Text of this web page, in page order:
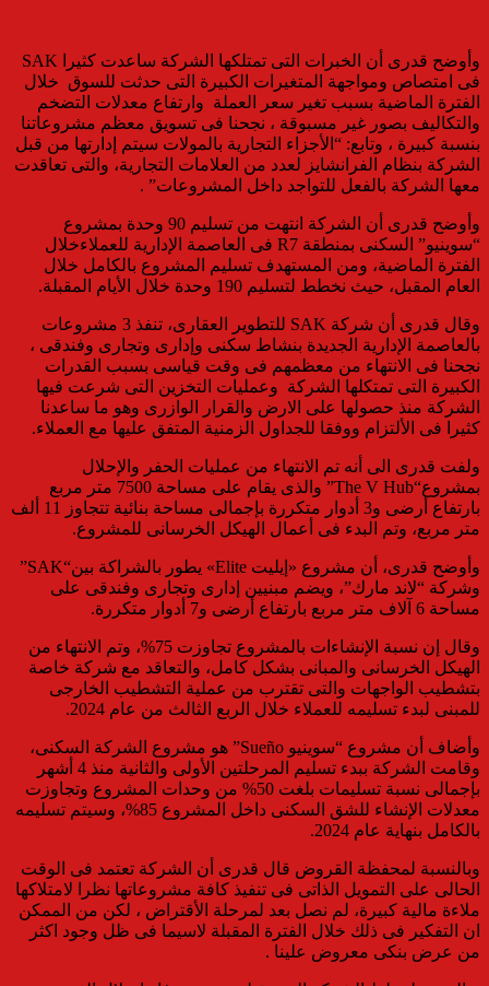
وأوضح قدرى أن الخبرات التى تمتلكها الشركة ساعدت كثيرا SAK
فى امتصاص ومواجهة المتغيرات الكبيرة التى حدثت للسوق خلال
الفترة الماضية بسبب تغير سعر العملة وارتفاع معدلات التضخم
والتكاليف بصور غير مسبوقة ، نجحنا فى تسويق معظم مشروعاتنا
بنسبة كبيرة ، وتابع: “الأجزاء التجارية بالمولات سيتم إدارتها من قبل
الشركة بنظام الفرانشايز لعدد من العلامات التجارية، والتى تعاقدت
معها الشركة بالفعل للتواجد داخل المشروعات”
.
و أوضح قدرى
أن الشركة انتهت من تسليم 90 وحدة بمشروع
“سوينيو” السكنى بمنطقة
فى العاصمة الإدارية للعملاءخلال
الفترة الماضية، ومن المستهدف تسليم المشروع بالكامل خلال
العام المقبل، حيث نخطط لتسليم 190 وحدة خلال الأيام المقبلة .
وقال قدرى أن شركة
للتطوير العقارى، تنفذ 3 مشروعات
بالعاصمة الإدارية الجديدة بنشاط سكنى وإدارى وتجارى وفندقى ،
نجحنا فى الانتهاء من معظمهم فى وقت قياسى بسبب القدرات
الكبيرة التى تمتكلها الشركة وعمليات التخزين التى شرعت فيها
الشركة منذ حصولها على الارض والقرار الوازرى وهو ما ساعدنا
كثيرا فى الألتزام ووفقا للجداول الزمنية المتفق عليها مع العملاء.
ولفت قدرى الى أنه تم الانتهاء من عمليات الحفر والإحلال
بمشروع“The V Hub”
والذى يقام على مساحة 7500 متر مربع
بارتفاع أرضى و3 أدوار متكررة بإجمالى مساحة بنائية تتجاوز 11 ألف
متر مربع، وتم البدء فى أعمال الهيكل الخرسانى للمشروع.
وأوضح قدرى، أن مشروع «إيليت e» يطور بالشراكة بين“SAK”
وشركة “لاند مارك”، ويضم مبنيين إدارى وتجارى وفندقى على
مساحة 6 آلاف متر مربع بارتفاع أرضى و7 أدوار متكررة
.
وقال إن نسبة الإنشاءات بالمشروع تجاوزت 75%، وتم الانتهاء من
الهيكل الخرسانى والمبانى بشكل كامل، والتعاقد مع شركة خاصة
بتشطيب الواجهات والتى تقترب من عملية التشطيب الخارجى
للمبنى لبدء تسليمه للعملاء خلال الربع الثالث من عام 2024
.
وأضاف أن مشروع “سوينيو
هو مشروع الشركة السكنى،
وقامت الشركة ببدء تسليم المرحلتين الأولى والثانية منذ 4 أشهر
بإجمالى نسبة تسليمات بلغت 50% من وحدات المشروع وتجاوزت
معدلات الإنشاء للشق السكنى داخل المشروع 85%، وسيتم تسليمه
بالكامل بنهاية عام 2024
.
وبالنسبة لمحفظة القروض قال قدرى أن الشركة تعتمد فى الوقت
الحالى على التمويل الذاتى فى تنفيذ كافة مشروعاتها نظرا لامتلاكها
ملاءة مالية كبيرة، لم نصل بعد لمرحلة الأقتراض ، لكن من الممكن
ان التفكير فى ذلك خلال الفترة المقبلة لاسيما فى ظل وجود اكثر
من عرض بنكى معروض علينا .